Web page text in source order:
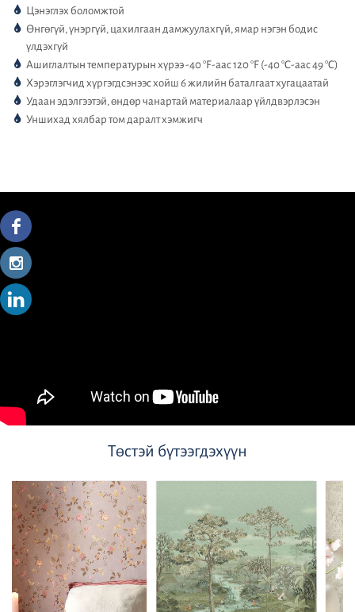
Цэнэглэх боломжтой
Өнгөгүй, үнэргүй, цахилгаан дамжуулахгүй, ямар нэгэн бодис
үлдэхгүй
Ашиглалтын температурын хүрээ -40 °F-аас 120 °F (-40 °C-аас 49 °C)
Хэрэглэгчид хүргэгдсэнээс хойш 6 жилийн баталгаат хугацаатай
Удаан эдэлгээтэй, өндөр чанартай материалаар үйлдвэрлэсэн
Уншихад хялбар том даралт хэмжигч
Төстэй бүтээгдэхүүн